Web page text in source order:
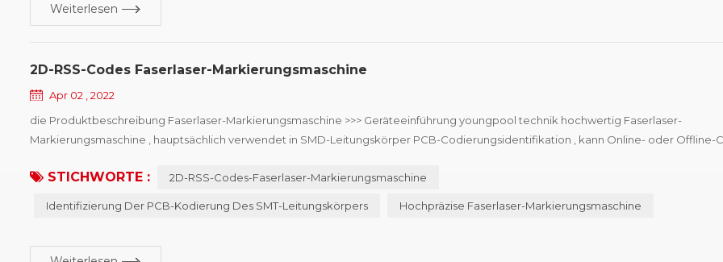
Weiterlesen
2D-RSS-Codes Faserlaser-Markierungsmaschine
Apr 02 , 2022
die Produktbeschreibung Faserlaser-Markierungsmaschine >>> Geräteeinführung youngpool technik hochwertig Faserlaser-
Markierungsmaschine , hauptsächlich verwendet in SMD-Leitungskörper PCB-Codierungsidentifikation , kann Online- oder Offline-
zweidim...
STICHWORTE : 2D-RSS-Codes-Faserlaser-Markierungsmaschine
Identifizierung Der PCB-Kodierung Des SMT-Leitungskörpers Hochpräzise Faserlaser-Markierungsmaschine